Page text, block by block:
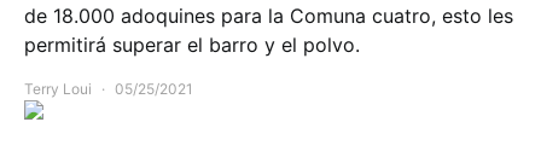
de 18.000 adoquines para la Comuna cuatro, esto les
permitirá superar el barro y el polvo.
Terry Loui 05/25/2021